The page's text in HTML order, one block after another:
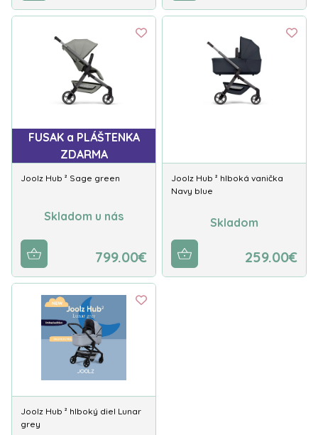
FUSAK a PLÁŠTENKA
ZDARMA
Joolz Hub ² Sage green
Skladom u nás
799.00€
Joolz Hub ² hlboká vanička
Navy blue
Skladom
259.00€
Joolz Hub ² hlboký diel Lunar
grey